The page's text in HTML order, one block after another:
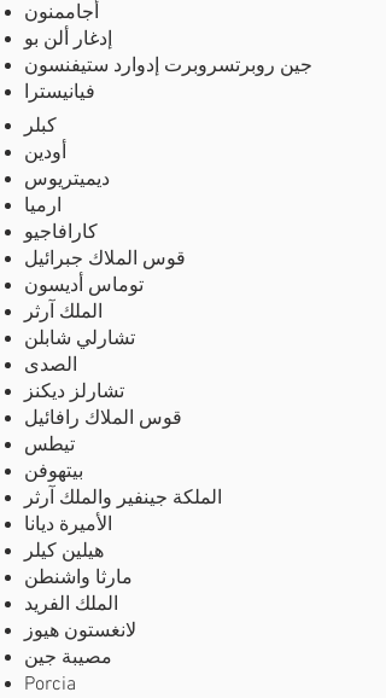
أجاممنون
إدغار ألن بو
فيانيسترا
كبلر
أودين
ديميتريوس
ارميا
كارافاجيو
قوس الملاك جبرائيل
توماس أديسون
الملك آرثر
تشارلي شابلن
الصدى
تشارلز ديكنز
قوس الملاك رافائيل
تيطس
بيتهوفن
الملكة جينفير والملك آرثر
مارثا واشنطن
الملك الفريد
لانغستون هيوز
مصيبة جين
Porcia